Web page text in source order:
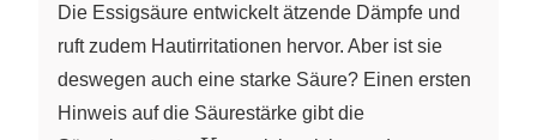
Die Essigsäure entwickelt ätzende Dämpfe und
ruft zudem Hautirritationen hervor. Aber ist sie
deswegen auch eine starke Säure? Einen ersten
Hinweis auf die Säurestärke gibt die